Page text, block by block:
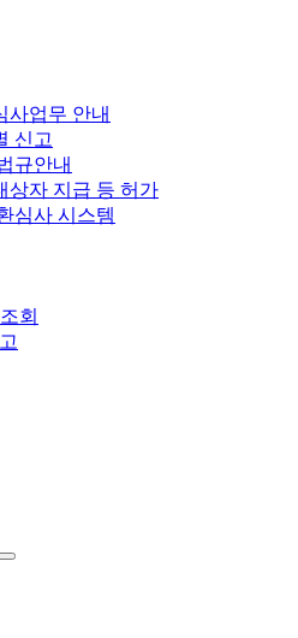
사업무 안내
신고
규안내
상자 지급 등 허가
심사 시스템
회